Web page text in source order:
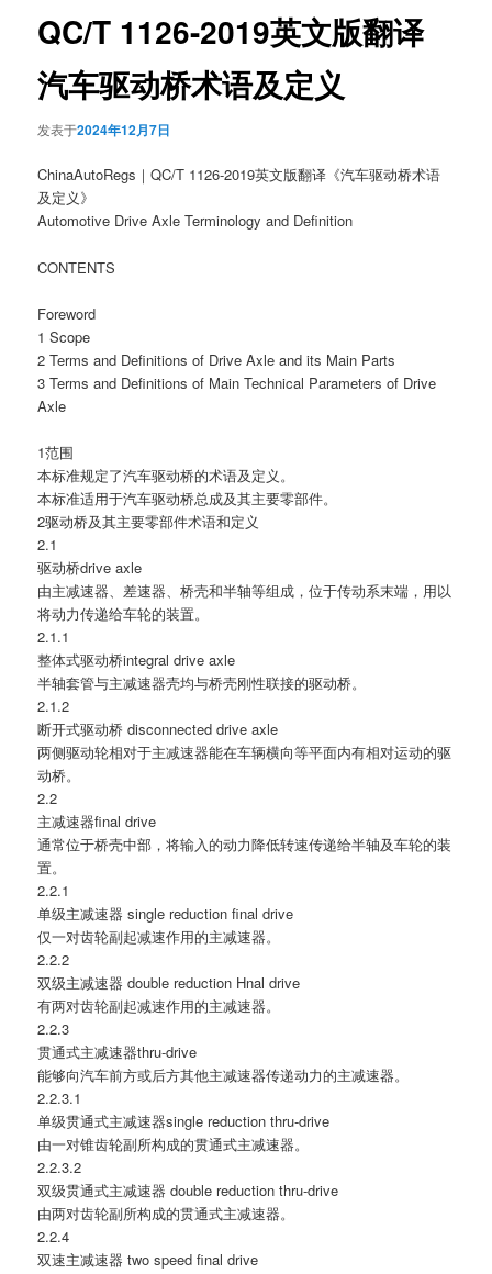
QC/T 1126-2019英文版翻译
汽车驱动桥术语及定义
发表于2024年12月7日
ChinaAutoRegs｜QC/T 1126-2019英文版翻译《汽车驱动桥术语
及定义》
Automotive Drive Axle Terminology and Definition
CONTENTS
Foreword
1 Scope
2 Terms and Definitions of Drive Axle and its Main Parts
3 Terms and Definitions of Main Technical Parameters of Drive
Axle
1范围
本标准规定了汽车驱动桥的术语及定义。
本标准适用于汽车驱动桥总成及其主要零部件。
2驱动桥及其主要零部件术语和定义
2.1
驱动桥drive axle
由主减速器、差速器、桥壳和半轴等组成，位于传动系末端，用以
将动力传递给车轮的装置。
2.1.1
整体式驱动桥integral drive axle
半轴套管与主减速器壳均与桥壳刚性联接的驱动桥。
2.1.2
断开式驱动桥 disconnected drive axle
两侧驱动轮相对于主减速器能在车辆横向等平面内有相对运动的驱
动桥。
2.2
主减速器final drive
通常位于桥壳中部，将输入的动力降低转速传递给半轴及车轮的装
置。
2.2.1
单级主减速器 single reduction final drive
仅一对齿轮副起减速作用的主减速器。
2.2.2
双级主减速器 double reduction Hnal drive
有两对齿轮副起减速作用的主减速器。
2.2.3
贯通式主减速器thru-drive
能够向汽车前方或后方其他主减速器传递动力的主减速器。
2.2.3.1
单级贯通式主减速器single reduction thru-drive
由一对锥齿轮副所构成的贯通式主减速器。
2.2.3.2
双级贯通式主减速器 double reduction thru-drive
由两对齿轮副所构成的贯通式主减速器。
2.2.4
双速主减速器 two speed final drive